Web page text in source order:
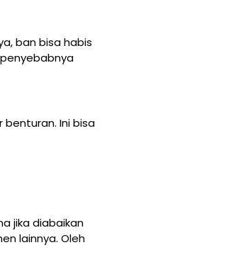
ban bisa habis
Ini bisa
jika diabaikan
lainnya. Oleh